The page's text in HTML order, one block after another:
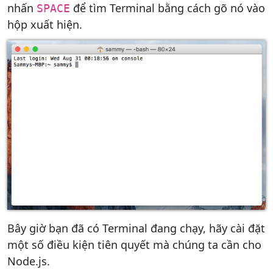
nhấn SPACE để tìm Terminal bằng cách gõ nó vào
hộp xuất hiện.
Bây giờ bạn đã có Terminal đang chạy, hãy cài đặt
một số điều kiện tiên quyết mà chúng ta cần cho
Node.js.